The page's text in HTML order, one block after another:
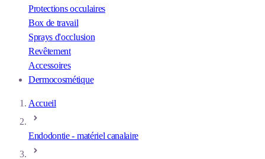
Protections occulaires
Box de travail
Sprays d'occlusion
Revêtement
Accessoires
Dermocosmétique
Accueil
Endodontie - matériel canalaire